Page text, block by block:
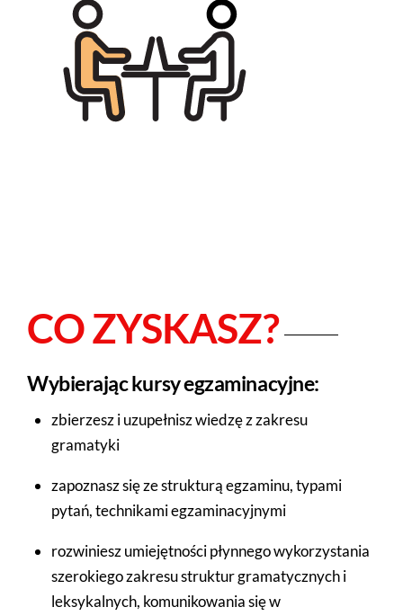
CO ZYSKASZ?
Wybierając kursy egzaminacyjne:
zbierzesz i uzupełnisz wiedzę z zakresu
gramatyki
zapoznasz się ze strukturą egzaminu, typami
pytań, technikami egzaminacyjnymi
rozwiniesz umiejętności płynnego wykorzystania
szerokiego zakresu struktur gramatycznych i
leksykalnych, komunikowania się w